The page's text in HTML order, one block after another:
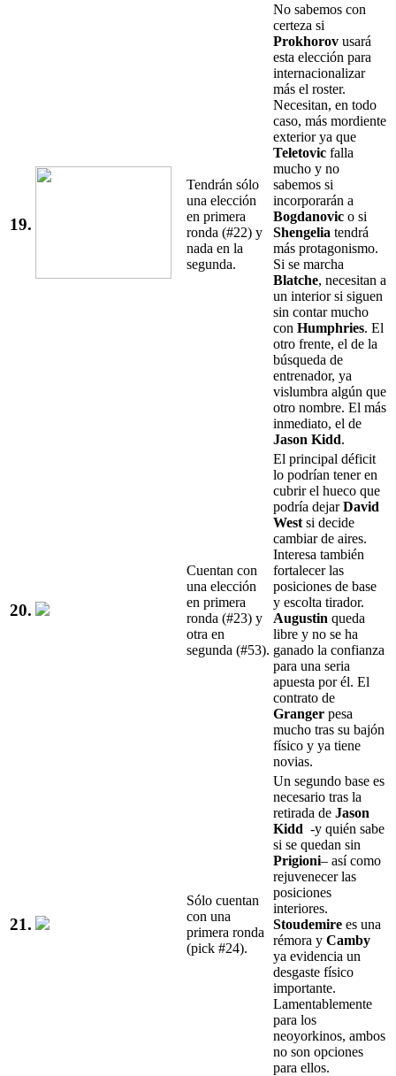
19.
Tendrán sólo
una elección
en primera
ronda (#22) y
nada en la
segunda.
No sabemos con
certeza si
Prokhorov usará
esta elección para
internacionalizar
más el roster.
Necesitan, en todo
caso, más mordiente
exterior ya que
Teletovic falla
mucho y no
sabemos si
incorporarán a
Bogdanovic o si
Shengelia tendrá
más protagonismo.
Si se marcha
Blatche, necesitan a
un interior si siguen
sin contar mucho
con Humphries. El
otro frente, el de la
búsqueda de
entrenador, ya
vislumbra algún que
otro nombre. El más
inmediato, el de
Jason Kidd.
20.
Cuentan con
una elección
en primera
ronda (#23) y
otra en
segunda (#53).
El principal déficit
lo podrían tener en
cubrir el hueco que
podría dejarDavid
West si decide
cambiar de aires.
Interesa también
fortalecer las
posiciones de base
y escolta tirador.
Augustin queda
libre y no se ha
ganado la confianza
para una seria
apuesta por él. El
contrato de
Granger pesa
mucho tras su bajón
físico y ya tiene
novias.
21.
Sólo cuentan
con una
primera ronda
(pick #24).
Un segundo base es
necesario tras la
retirada de Jason
Kidd -y quién sabe
si se quedan sin
Prigioni– así como
rejuvenecer las
posiciones
interiores.
Stoudemire es una
rémora y Camby
ya evidencia un
desgaste físico
importante.
Lamentablemente
para los
neoyorkinos, ambos
no son opciones
para ellos.